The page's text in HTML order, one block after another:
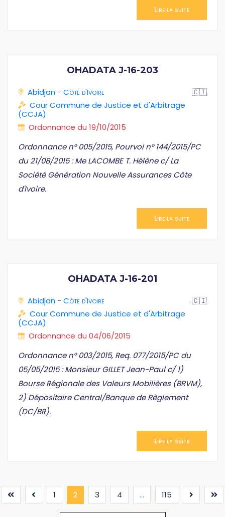
Lire la suite
OHADATA J-16-203
Abidjan - Côte d'Ivoire
🇨🇮
Cour Commune de Justice et d'Arbitrage
(CCJA)
Ordonnance du 19/10/2015
Ordonnance n° 005/2015, Pourvoi n° 144/2015/PC
du 21/08/2015 : Me LACOMBE T. Hélène c/ La
Société Génération Nouvelle Assurances Côte
d'Ivoire.
Lire la suite
OHADATA J-16-201
Abidjan - Côte d'Ivoire
🇨🇮
Cour Commune de Justice et d'Arbitrage
(CCJA)
Ordonnance du 04/06/2015
Ordonnance n° 003/2015, Req. 077/2015/PC du
05/05/2015 : Monsieur GILLET Jean-Paul c/ 1)
Bourse Régionale des Valeurs Mobilières (BRVM),
2) Dépositaire Central/Banque de Règlement
(DC/BR).
Lire la suite
1 2 (current)
3 4 ... 115